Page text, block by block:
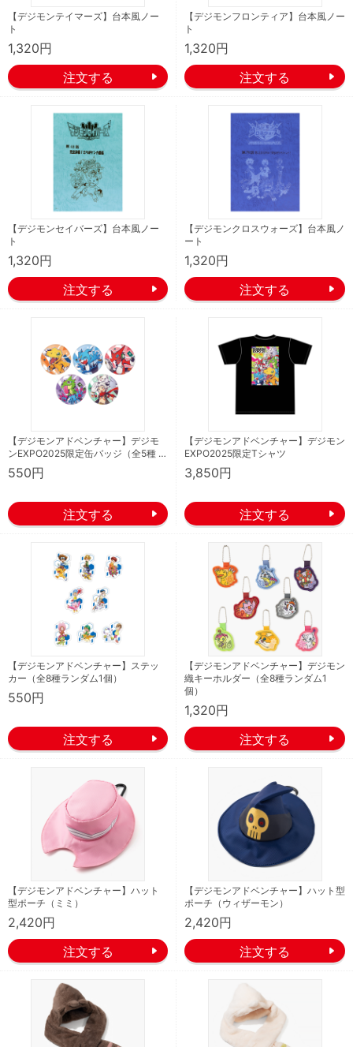
【デジモンテイマーズ】台本風ノー
ト
1,320円
【デジモンフロンティア】台本風ノー
ト
1,320円
【デジモンセイバーズ】台本風ノー
ト
1,320円
【デジモンクロスウォーズ】台本風ノ
ート
1,320円
【デジモンアドベンチャー】デジモ
ンEXPO2025限定缶バッジ（全5種 …
550円
【デジモンアドベンチャー】デジモン
EXPO2025限定Tシャツ
3,850円
【デジモンアドベンチャー】ステッ
カー（全8種ランダム1個）
550円
【デジモンアドベンチャー】デジモン
織キーホルダー（全8種ランダム1
個）
1,320円
【デジモンアドベンチャー】ハット
型ポーチ（ミミ）
2,420円
【デジモンアドベンチャー】ハット型
ポーチ（ウィザーモン）
2,420円